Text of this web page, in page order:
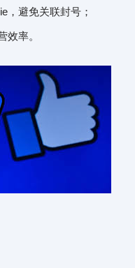
，避免关联封号；
效率。